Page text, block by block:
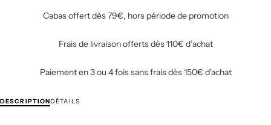
Cabas offert dès 79€, hors période de promotion
Frais de livraison offerts dès 110€ d’achat
Paiement en 3 ou 4 fois sans frais dès 150€ d'achat
DESCRIPTIONDÉTAILS